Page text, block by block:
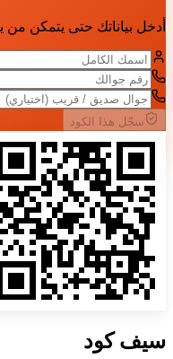
أدخل بياناتك حتى يتمكن
سجّل هذا الكود
سيفكود